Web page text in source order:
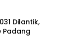
Dilantik,
Padang